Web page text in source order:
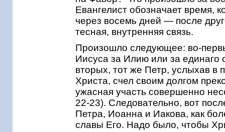
Евангелист обозначает время,
через восемь дней — после
тесная, внутренняя связь.
Произошло следующее: во-
Иисуса за Илию или за
вторых, тот же Петр, услыхав в
Христа, счел своим долгом
ужасная участь совершенно
22-23). Следовательно, вот
Петра, Иоанна и Иакова, как
славы Его. Надо было, чтобы